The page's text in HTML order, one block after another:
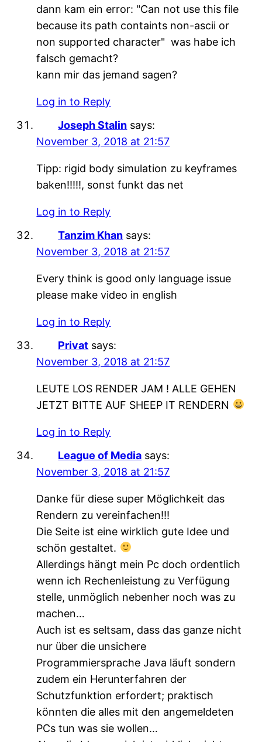
dann kam ein error: "Can not use this file
because its path containts non-ascii or
non supported character" was habe ich
falsch gemacht?
kann mir das jemand sagen?
Log in to Reply
Joseph Stalin says:
November 3, 2018 at 21:57
Tipp: rigid body simulation zu keyframes
baken!!!!!, sonst funkt das net
Log in to Reply
Tanzim Khan says:
November 3, 2018 at 21:57
Every think is good only language issue
please make video in english
Log in to Reply
Privat says:
November 3, 2018 at 21:57
LEUTE LOS RENDER JAM ! ALLE GEHEN
JETZT BITTE AUF SHEEP IT RENDERN
Log in to Reply
League of Media says:
November 3, 2018 at 21:57
Danke für diese super Möglichkeit das
Rendern zu vereinfachen!!!
Die Seite ist eine wirklich gute Idee und
schön gestaltet.
Allerdings hängt mein Pc doch ordentlich
wenn ich Rechenleistung zu Verfügung
stelle, unmöglich nebenher noch was zu
machen…
Auch ist es seltsam, dass das ganze nicht
nur über die unsichere
Programmiersprache Java läuft sondern
zudem ein Herunterfahren der
Schutzfunktion erfordert; praktisch
könnten die alles mit den angemeldeten
PCs tun was sie wollen…